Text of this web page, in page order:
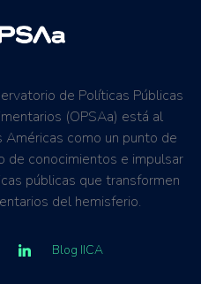
de Políticas Públicas
(OPSAa) está al
como un punto de
de conocimientos e impulsar
públicas que transformen
del hemisferio.
Blog IICA